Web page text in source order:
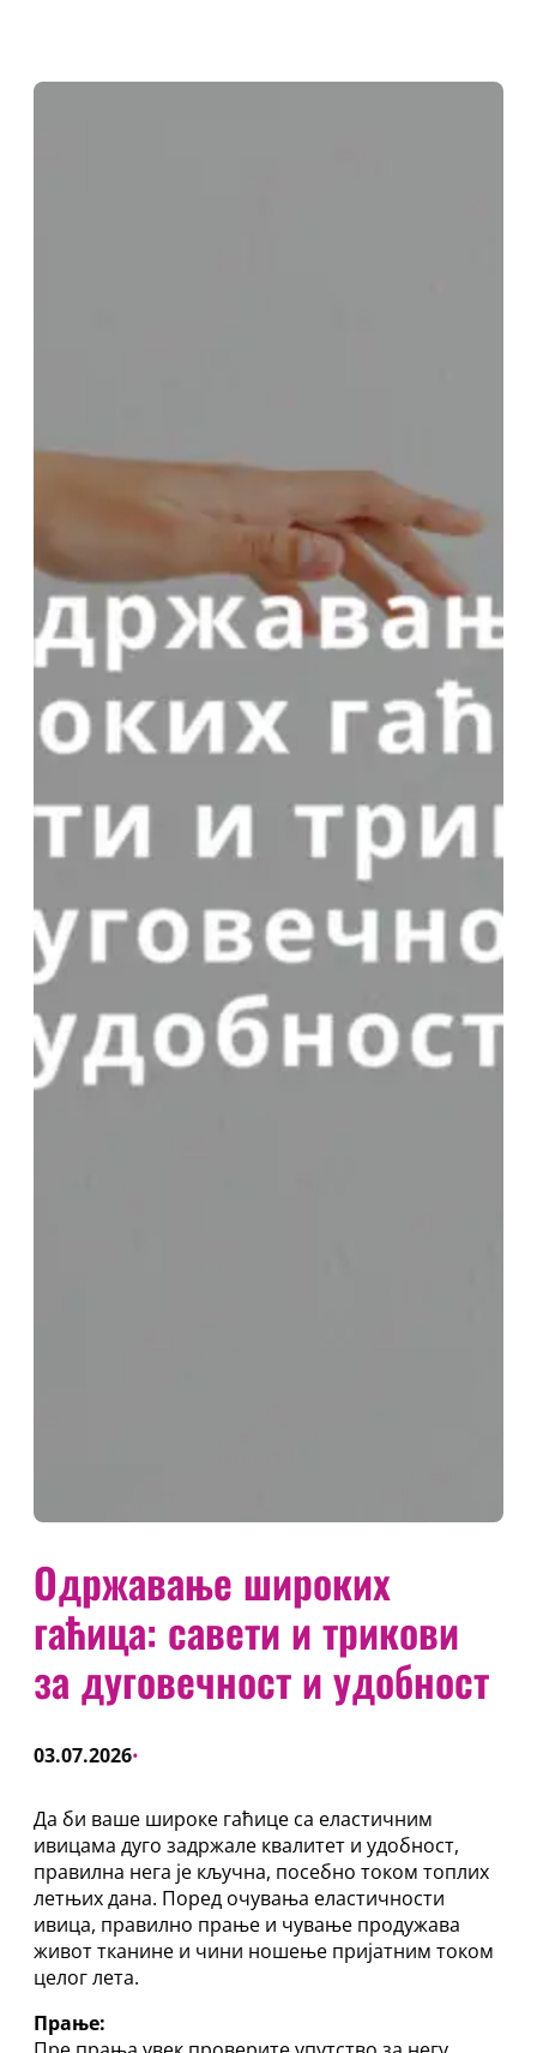
Одржавање широких
гаћица: савети и трикови
за дуговечност и удобност
03.07.2026•
Да би ваше широке гаћице са еластичним
ивицама дуго задржале квалитет и удобност,
правилна нега је кључна, посебно током топлих
летњих дана. Поред очувања еластичности
ивица, правилно прање и чување продужава
живот тканине и чини ношење пријатним током
целог лета.
Прање: